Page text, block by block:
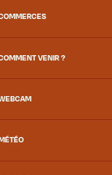
VENIR ?
?
locaux